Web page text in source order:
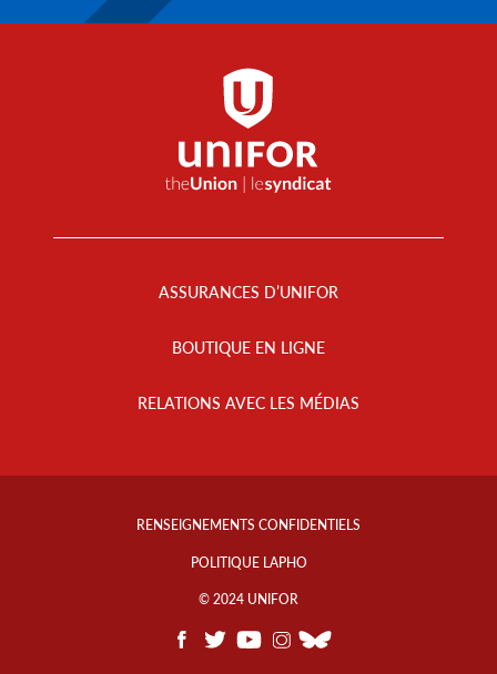
ASSURANCES D’UNIFOR
BOUTIQUE EN LIGNE
RELATIONS AVEC LES MÉDIAS
Footer
RENSEIGNEMENTS CONFIDENTIELS
POLITIQUE LAPHO
© 2024 UNIFOR